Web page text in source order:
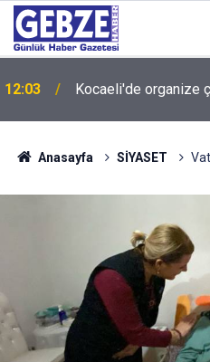
12:03
15:57 Gölcük
Anasayfa SİYASET